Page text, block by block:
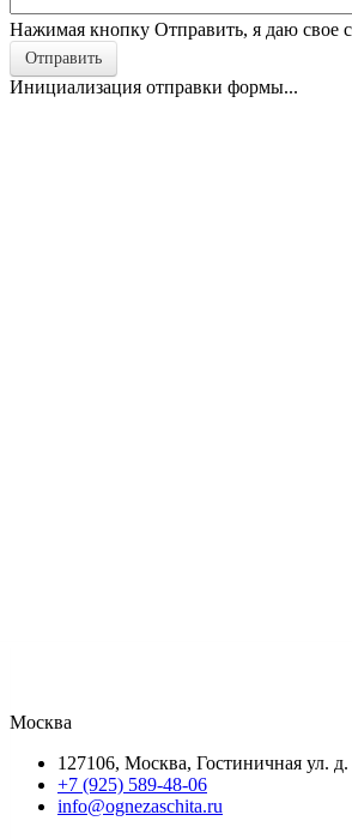
Нажимая кнопку Отправить, я даю свое
Отправить
Инициализация отправки формы...
Москва
127106, Москва, Гостиничная ул. д.
+7 (925) 589-48-06
info@ognezaschita.ru